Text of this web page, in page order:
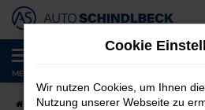
Zum
Hauptinhalt
springen
MENÜ
Startseite Unternehmen Blog
Cookie
Wir nutzen Cookies, um Ihnen
Nutzung unserer Webseite zu